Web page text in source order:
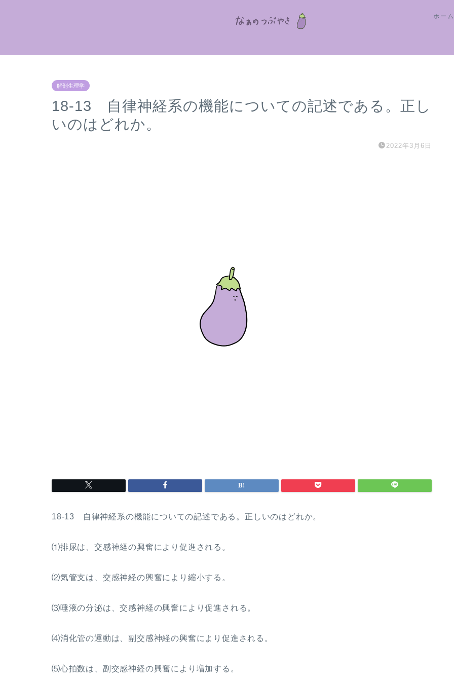
ホーム
解剖生理学
18-13 自律神経系の機能についての記述である。正し
いのはどれか。
2022年3月6日
18-13 自律神経系の機能についての記述である。正しいのはどれか。
⑴排尿は、交感神経の興奮により促進される。
⑵気管支は、交感神経の興奮により縮小する。
⑶唾液の分泌は、交感神経の興奮により促進される。
⑷消化管の運動は、副交感神経の興奮により促進される。
⑸心拍数は、副交感神経の興奮により増加する。